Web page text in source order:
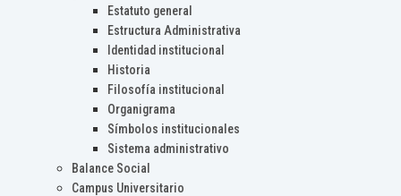
Estatuto general
Estructura Administrativa
Identidad institucional
Historia
Filosofía institucional
Organigrama
Símbolos institucionales
Sistema administrativo
Balance Social
Campus Universitario